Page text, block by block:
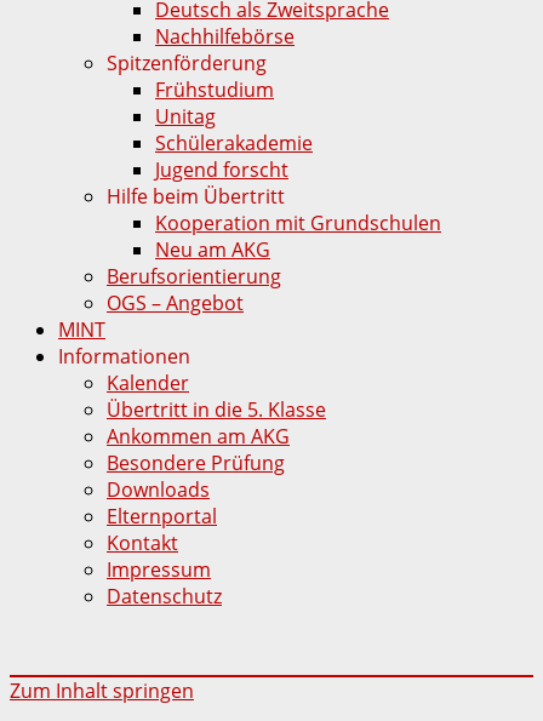
Deutsch als Zweitsprache
Nachhilfebörse
Spitzenförderung
Frühstudium
Unitag
Schülerakademie
Jugend forscht
Hilfe beim Übertritt
Kooperation mit Grundschulen
Neu am AKG
Berufsorientierung
OGS – Angebot
MINT
Informationen
Kalender
Übertritt in die 5. Klasse
Ankommen am AKG
Besondere Prüfung
Downloads
Elternportal
Kontakt
Impressum
Datenschutz
Zum Inhalt springen